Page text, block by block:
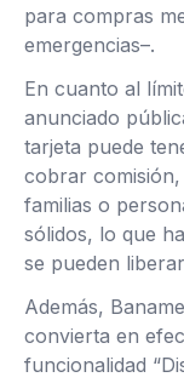
para compras
emergencias–.
En cuanto al
anunciado
tarjeta puede
cobrar
familias o
sólidos, lo que
se pueden
Además,
convierta en
funcionalidad